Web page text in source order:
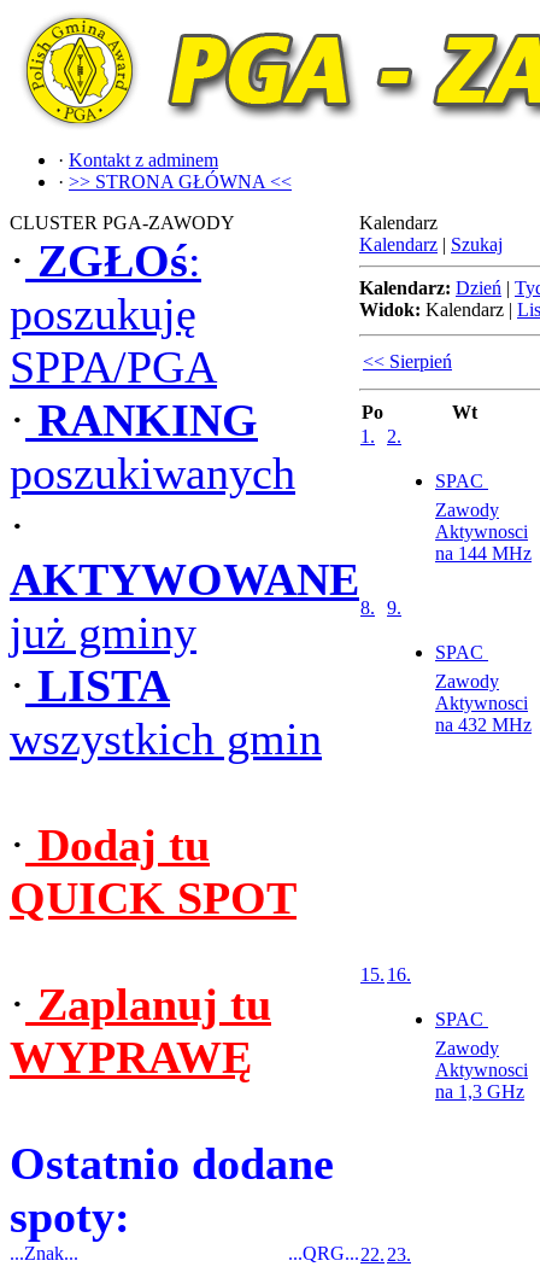
· Kontakt z adminem
· >> STRONA GŁÓWNA <<
CLUSTER PGA-ZAWODY
· ZGŁOś:
poszukuję
SPPA/PGA
· RANKING
poszukiwanych
·
AKTYWOWANE
już gminy
· LISTA
wszystkich gmin
· Dodaj tu
QUICK SPOT
· Zaplanuj tu
WYPRAWĘ
Ostatnio dodane
spoty:
...Znak... ...QRG...
Kalendarz
Kalendarz | Szukaj
Kalendarz: Dzień |
Widok: Kalendarz |
<< Sierpień
Po
Wt
1.
2.
SPAC 
Zawody
Aktywnosci
na 144 MHz
8. 9.
SPAC 
Zawody
Aktywnosci
na 432 MHz
15. 16.
SPAC 
Zawody
Aktywnosci
na 1,3 GHz
22. 23.